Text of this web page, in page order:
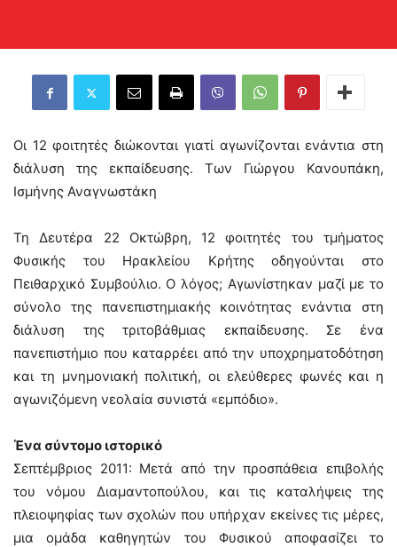
Οι 12 φοιτητές διώκονται γιατί αγωνίζονται ενάντια στη
διάλυση της εκπαίδευσης. Των Γιώργου Κανουπάκη,
Ισμήνης Αναγνωστάκη
Τη Δευτέρα 22 Οκτώβρη, 12 φοιτητές του τμήματος
Φυσικής του Ηρακλείου Κρήτης οδηγούνται στο
Πειθαρχικό Συμβούλιο. Ο λόγος; Αγωνίστηκαν μαζί με το
σύνολο της πανεπιστημιακής κοινότητας ενάντια στη
διάλυση της τριτοβάθμιας εκπαίδευσης. Σε ένα
πανεπιστήμιο που καταρρέει από την υποχρηματοδότηση
και τη μνημονιακή πολιτική, οι ελεύθερες φωνές και η
αγωνιζόμενη νεολαία συνιστά «εμπόδιο».
Ένα σύντομο ιστορικό
Σεπτέμβριος 2011: Μετά από την προσπάθεια επιβολής
του νόμου Διαμαντοπούλου, και τις καταλήψεις της
πλειοψηφίας των σχολών που υπήρχαν εκείνες τις μέρες,
μια ομάδα καθηγητών του Φυσικού αποφασίζει το